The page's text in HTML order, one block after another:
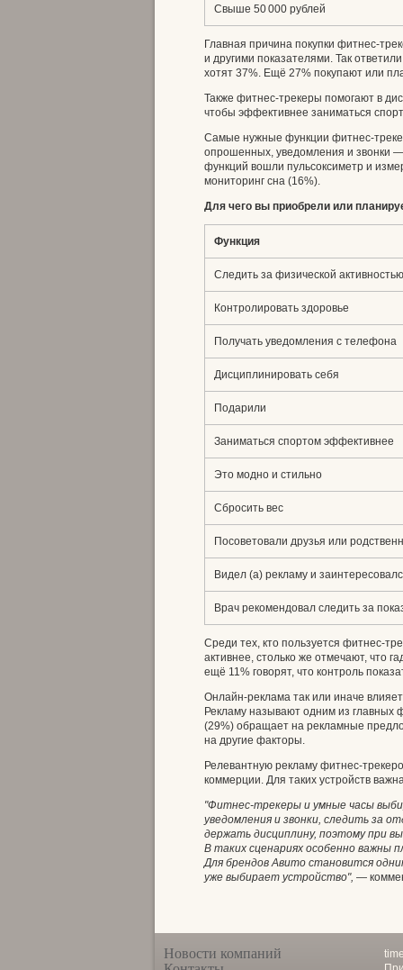
Свыше 50 000 рублей
Главная причина покупки фитнес-
и другими показателями. Так
хотят 37%. Ещё 27% покупают или
Также фитнес-трекеры помогают в
чтобы эффективнее заниматься
Самые нужные функции фитнес-
опрошенных, уведомления и звонки
функций вошли пульсоксиметр и
мониторинг сна (16%).
Для чего вы приобрели или
Функция
Следить за физической активностью
Контролировать здоровье
Получать уведомления с телефона
Дисциплинировать себя
Подарили
Заниматься спортом эффективнее
Это модно и стильно
Сбросить вес
Посоветовали друзья или
Видел (а) рекламу и
Врач рекомендовал следить за
Среди тех, кто пользуется фитнес-
активнее, столько же отмечают, что
ещё 11% говорят, что контроль
Онлайн-реклама так или иначе
Рекламу называют одним из главных
(29%) обращает на рекламные
на другие факторы.
Релевантную рекламу фитнес-
коммерции. Для таких устройств
"Фитнес-трекеры и умные часы
уведомления и звонки, следить за
держать дисциплину, поэтому при
В таких сценариях особенно важны
Для брендов Авито становится
уже выбирает устройство", —
Новости компаний